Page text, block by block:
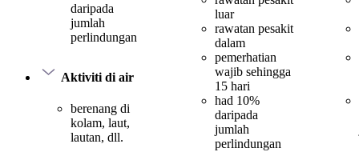
daripada
jumlah
perlindungan
Aktiviti di air
berenang di
kolam, laut,
lautan, dll.
luar
rawatan pesakit
dalam
pemerhatian
wajib sehingga
15 hari
had 10%
daripada
jumlah
perlindungan